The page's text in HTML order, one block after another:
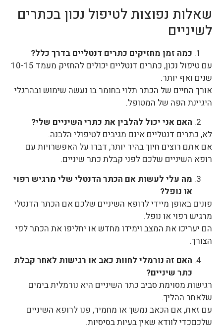
שאלות נפוצות לטיפול נכון בכתרים
לשיניים
כמה זמן מחזיקים כתרים דנטליים בדרך כלל?
עם טיפול נכון, כתרים דנטליים יכולים להחזיק מעמד 10-15
שנים ואף יותר.
אורך החיים של הכתר תלוי בחומר בו נעשה שימוש ובהרגלי
היגיינת הפה של המטופל.
האם אני יכול להלבין את כתרי השיניים שלי?
לא, כתרים דנטליים אינם מגיבים לטיפולי הלבנה.
אם אתם רוצים חיוך בהיר יותר, דברו על האפשרויות עם
רופא השיניים שלכם לפני קבלת כתר שיניים.
מה עלי לעשות אם הכתר הדנטלי שלי מרגיש רפוי
או נופל?
פונים באופן מיידי לרופא השיניים שלכם אם הכתר הדנטלי
מרגיש רפוי או נופל.
הם יעריכו את המצב וימידו מחדש או יחליפו את הכתר לפי
הצורך.
האם זה נורמלי לחוות כאב או רגישות לאחר קבלת
כתר שיניים?
רגישות מסוימת סביב כתר השיניים היא נורמלית בימים
שלאחר ההליך.
עם זאת, אם הכאב נמשך או מחמיר, פנו לרופא השיניים
שלכםכדי לוודא שאין בעיות בסיסיות.